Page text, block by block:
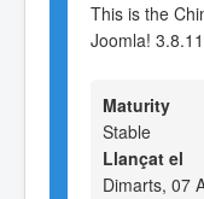
This is the
Joomla! 3.8.11
Maturity
Stable
Llançat el
Dimarts, 07